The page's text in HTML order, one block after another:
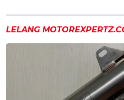
LELANG